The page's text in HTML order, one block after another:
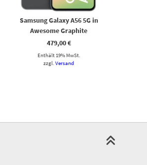
Samsung Galaxy A56 5G in
Awesome Graphite
479,00€
Enthält 19% MwSt.
zzgl.Versand